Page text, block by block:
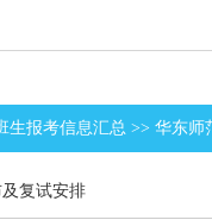
报考信息汇总 >> 华东
复试安排